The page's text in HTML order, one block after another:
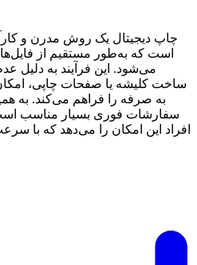
چاپ دیجیتال یک روش مدرن و
است که به‌طور مستقیم از
می‌شود. این فرآیند به دلیل
ساخت کلیشه یا صفحات چاپی،
به صرفه را فراهم می‌کند. به
سفارشات فوری بسیار مناسب
افراد این امکان را می‌دهد که با